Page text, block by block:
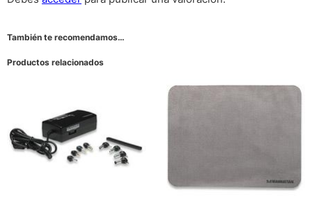
También te recomendamos…
Productos relacionados